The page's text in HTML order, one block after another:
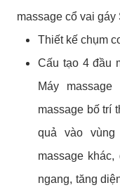
massage cổ vai gáy
Thiết kế chụm
Cấu tạo 4 đầu
Máy
massage bố trí
quả vào
massage
ngang, tăng